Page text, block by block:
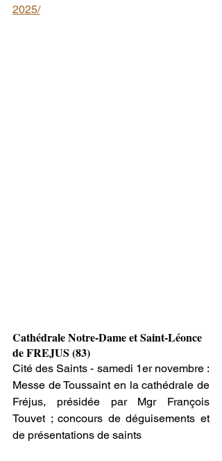
2025/
Cathédrale Notre-Dame et Saint-Léonce
de FREJUS (83)
Cité des Saints - samedi 1er novembre :
Messe de Toussaint en la cathédrale de
Fréjus, présidée par Mgr François
Touvet ; concours de déguisements et
de présentations de saints